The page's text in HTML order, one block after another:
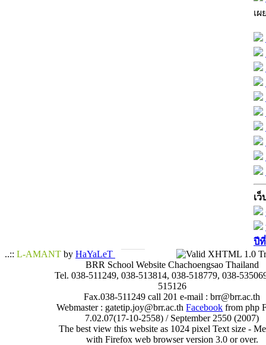
เ
เว็
ปี
..:: L-AMANT by HaYaLeT
BRR School Website Chachoengsao Thailand
Tel. 038-511249, 038-513814, 038-518779, 038-
515126
Fax.038-511249 call 201 e-mail : brr@brr.ac.th
Webmaster : gatetip.joy@brr.ac.thFacebook from php
7.02.07(17-10-2558) / September 2550 (2007)
The best view this website as 1024 pixel Text size -
with Firefox web browser version 3.0 or over.